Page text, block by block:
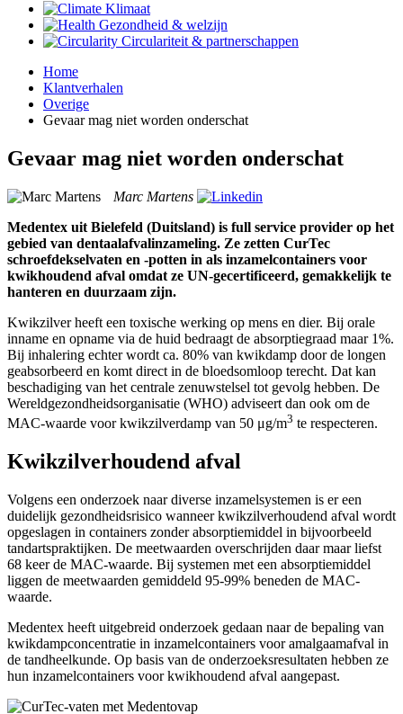
Klimaat
Gezondheid & welzijn
Circulariteit & partnerschappen
Home
Klantverhalen
Overige
Gevaar mag niet worden onderschat
Gevaar mag niet worden onderschat
Marc Martens
Medentex uit Bielefeld (Duitsland) is full service provider op het
gebied van dentaalafvalinzameling. Ze zetten CurTec
schroefdekselvaten en -potten in als inzamelcontainers voor
kwikhoudend afval omdat ze UN-gecertificeerd, gemakkelijk te
hanteren en duurzaam zijn.
Kwikzilver heeft een toxische werking op mens en dier. Bij orale
inname en opname via de huid bedraagt de absorptiegraad maar 1%.
Bij inhalering echter wordt ca. 80% van kwikdamp door de longen
geabsorbeerd en komt direct in de bloedsomloop terecht. Dat kan
beschadiging van het centrale zenuwstelsel tot gevolg hebben. De
Wereldgezondheidsorganisatie (WHO) adviseert dan ook om de
MAC-waarde voor kwikzilverdamp van 50 μg/m3 te respecteren.
Kwikzilverhoudend afval
Volgens een onderzoek naar diverse inzamelsystemen is er een
duidelijk gezondheidsrisico wanneer kwikzilverhoudend afval wordt
opgeslagen in containers zonder absorptiemiddel in bijvoorbeeld
tandartspraktijken. De meetwaarden overschrijden daar maar liefst
68 keer de MAC-waarde. Bij systemen met een absorptiemiddel
liggen de meetwaarden gemiddeld 95-99% beneden de MAC-
waarde.
Medentex heeft uitgebreid onderzoek gedaan naar de bepaling van
kwikdampconcentratie in inzamelcontainers voor amalgaamafval in
de tandheelkunde. Op basis van de onderzoeksresultaten hebben ze
hun inzamelcontainers voor kwikhoudend afval aangepast.